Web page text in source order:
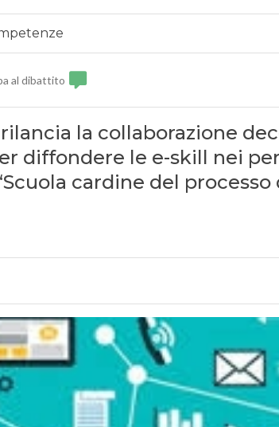
al dibattito
la collaborazione
diffondere le e-skill nei
cardine del